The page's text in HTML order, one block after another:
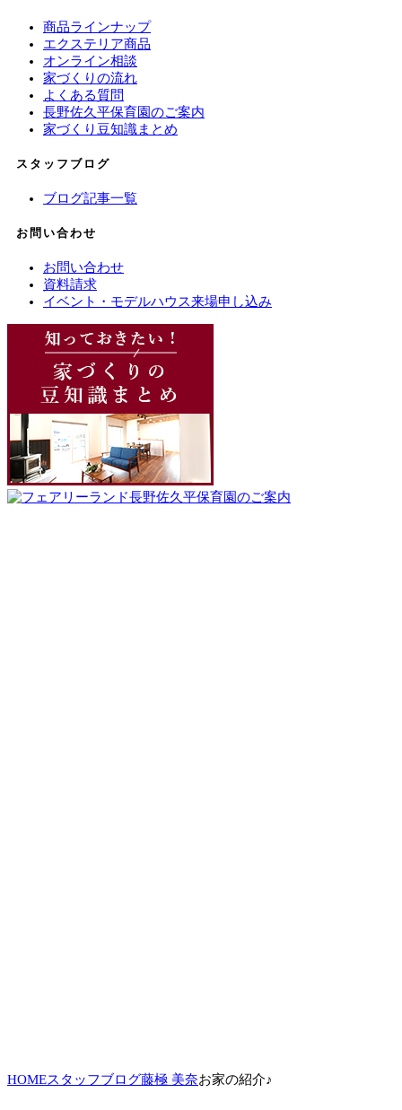
商品ラインナップ
エクステリア商品
オンライン相談
家づくりの流れ
よくある質問
長野佐久平保育園のご案内
家づくり豆知識まとめ
スタッフブログ
ブログ記事一覧
お問い合わせ
お問い合わせ
資料請求
イベント・モデルハウス来場申し込み
HOMEスタッフブログ藤極 美奈お家の紹介♪